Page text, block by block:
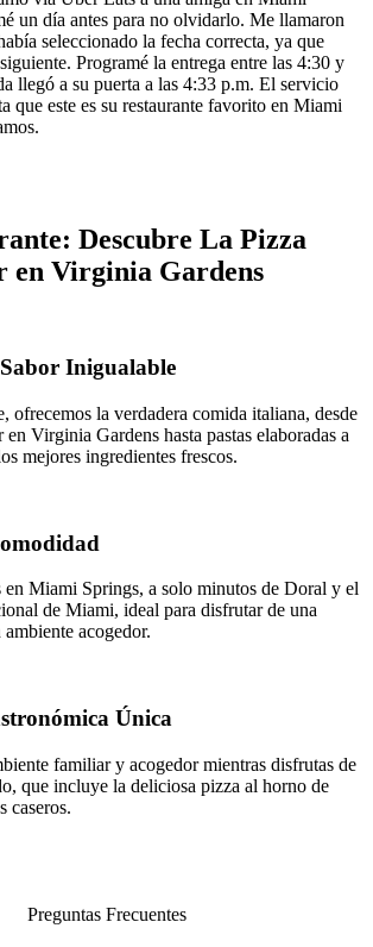
un día antes para no olvidarlo. Me llamaron
seleccionado la fecha correcta, ya que
Programé la entrega entre las 4:30 y
llegó a su puerta a las 4:33 p.m. El servicio
que este es su restaurante favorito en Miami
Descubre La Pizza
en Virginia Gardens
Inigualable
ofrecemos la verdadera comida italiana, desde
Virginia Gardens hasta pastas elaboradas a
mejores ingredientes frescos.
en Miami Springs, a solo minutos de Doral y el
de Miami, ideal para disfrutar de una
acogedor.
Única
familiar y acogedor mientras disfrutas de
que incluye la deliciosa pizza al horno de
caseros.
Preguntas Frecuentes